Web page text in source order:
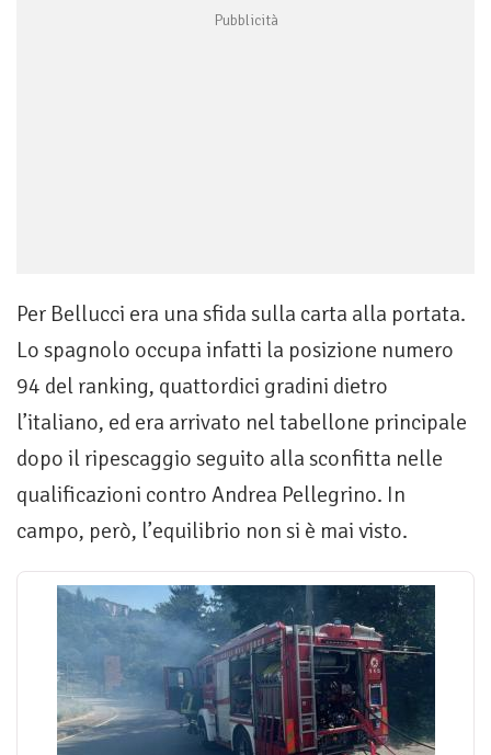
Per Bellucci era una sfida sulla carta alla portata.
Lo spagnolo occupa infatti la posizione numero
94 del ranking, quattordici gradini dietro
l’italiano, ed era arrivato nel tabellone principale
dopo il ripescaggio seguito alla sconfitta nelle
qualificazioni contro Andrea Pellegrino. In
campo, però, l’equilibrio non si è mai visto.